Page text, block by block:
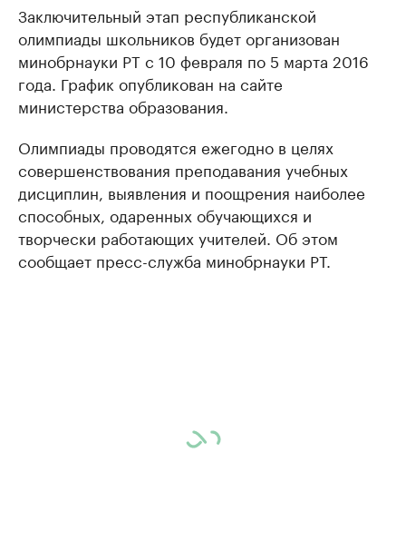
Заключительный этап республиканской
олимпиады школьников будет организован
минобрнауки РТ с 10 февраля по 5 марта 2016
года. График опубликован на сайте
министерства образования.
Олимпиады проводятся ежегодно в целях
совершенствования преподавания учебных
дисциплин, выявления и поощрения наиболее
способных, одаренных обучающихся и
творчески работающих учителей. Об этом
сообщает пресс-служба минобрнауки РТ.